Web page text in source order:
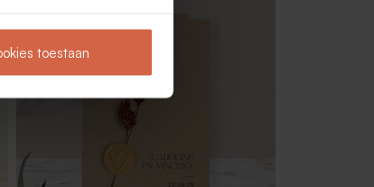
toestaan
Ceremonieboekje met foto en eco